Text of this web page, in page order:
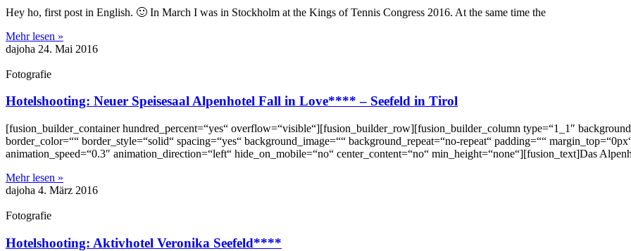
Hey ho, first post in English. 🙂 In March I was in Stockholm at the Kings of Tennis Congress 2016. At the same time the
Mehr lesen »
dajoha 24. Mai 2016
Fotografie
Hotelshooting: Neuer Speisesaal Alpenhotel Fall in Love**** – Seefeld in Tirol
[fusion_builder_container hundred_percent=“yes“ overflow=“visible“][fusion_builder_row][fusion_builder_column type=“1_1″
border_color=““ border_style=“solid“ spacing=“yes“ background_image=““ background_repeat=“no-repeat“ padding=““
animation_speed=“0.3″ animation_direction=“left“ hide_on_mobile=“no“ center_content=“no“ min_height=“none“][fusion_text]Das
Mehr lesen »
dajoha 4. März 2016
Fotografie
Hotelshooting: Aktivhotel Veronika Seefeld****